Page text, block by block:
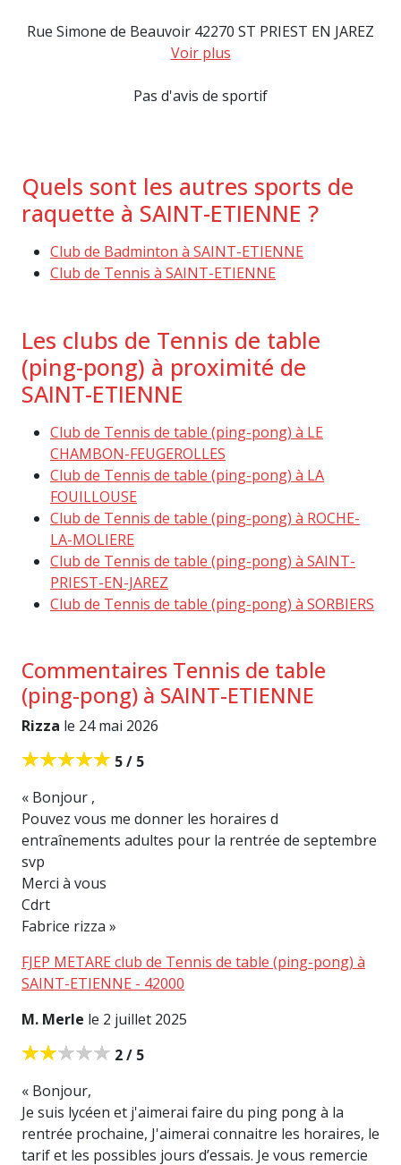
Rue Simone de Beauvoir 42270 ST PRIEST EN JAREZ
Voir plus
Pas d'avis de sportif
Quels sont les autres sports de
raquette à SAINT-ETIENNE ?
Club de Badminton à SAINT-ETIENNE
Club de Tennis à SAINT-ETIENNE
Les clubs de Tennis de table
(ping-pong) à proximité de
SAINT-ETIENNE
Club de Tennis de table (ping-pong) à LE
CHAMBON-FEUGEROLLES
Club de Tennis de table (ping-pong) à LA
FOUILLOUSE
Club de Tennis de table (ping-pong) à ROCHE-
LA-MOLIERE
Club de Tennis de table (ping-pong) à SAINT-
PRIEST-EN-JAREZ
Club de Tennis de table (ping-pong) à SORBIERS
Commentaires Tennis de table
(ping-pong) à SAINT-ETIENNE
Rizza le 24 mai 2026
5 / 5
« Bonjour ,
Pouvez vous me donner les horaires d
entraînements adultes pour la rentrée de septembre
svp
Merci à vous
Cdrt
Fabrice rizza »
FJEP METARE club de Tennis de table (ping-pong) à
SAINT-ETIENNE - 42000
M. Merle le 2 juillet 2025
2 / 5
« Bonjour,
Je suis lycéen et j'aimerai faire du ping pong à la
rentrée prochaine, J'aimerai connaitre les horaires, le
tarif et les possibles jours d’essais. Je vous remercie